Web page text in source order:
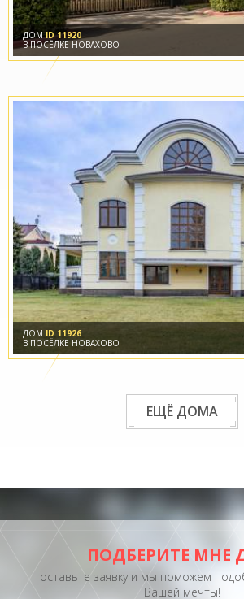
ДОМID 11920
В ПОСЁЛКЕ НОВАХОВО
ДОМ ID 11926
В ПОСЁЛКЕ НОВАХОВО
ЕЩЁ ДОМА
ПОДБЕРИТЕ МНЕ
оставьте заявку и мы поможем
Вашей мечты!